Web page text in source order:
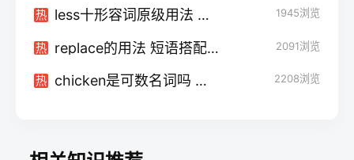
热 less十形容词原级用法 使用的条件有哪些 1945浏览
热 replace的用法 短语搭配有什么 2091浏览
热 chicken是可数名词吗 是单复数同形吗 2208浏览